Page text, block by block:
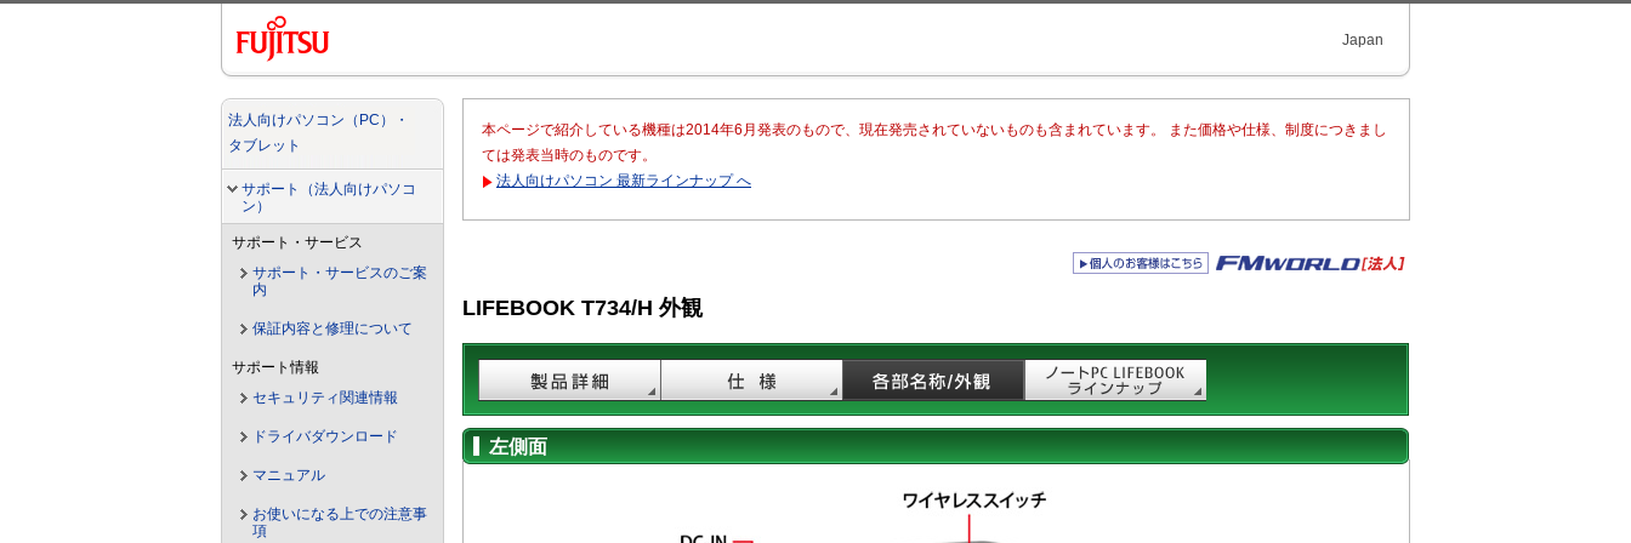
Japan
法人向けパソコン（PC）・
タブレット
サポート（法人向けパソコ
ン）
サポート・サービス
サポート・サービスのご案
内
保証内容と修理について
サポート情報
セキュリティ関連情報
ドライバダウンロード
マニュアル
お使いになる上での注意事
項
本ページで紹介している機種は2014年6月発表のもので、現在発売されていないものも含まれています。 また価格や仕様、制度につきまし
ては発表当時のものです。
法人向けパソコン 最新ラインナップ へ
LIFEBOOK T734/H 外観
左側面